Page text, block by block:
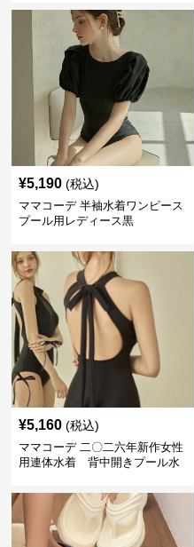
¥5,190 (税込)
ママコーデ 半袖水着ワンピース
プール用レディース黒
¥5,160 (税込)
ママコーデ 二〇二六年新作女性
用連体水着 背中開きプール水